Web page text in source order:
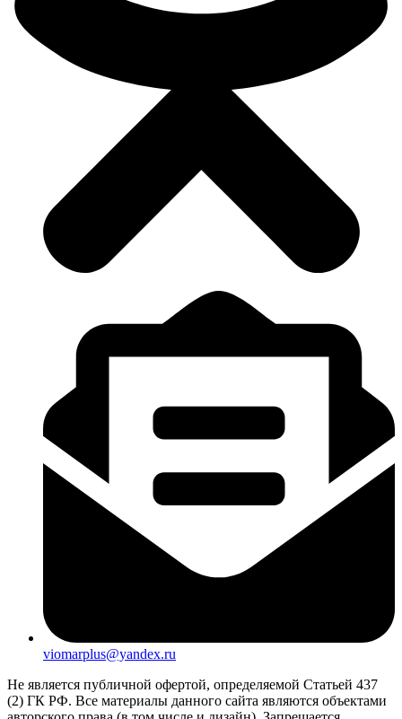
viomarplus@yandex.ru
Не является публичной офертой, определяемой Статьей 437
(2) ГК РФ. Все материалы данного сайта являются объектами